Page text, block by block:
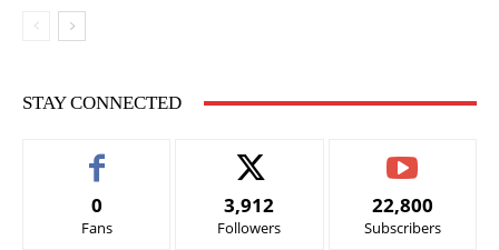
STAY CONNECTED
0
Fans
3,912
Followers
22,800
Subscribers